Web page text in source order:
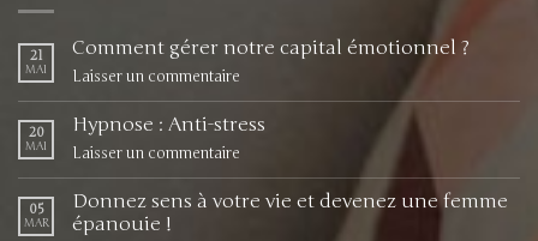
21
MAI
Comment gérer notre capital émotionnel ?
Laisser un commentaire
20
MAI
Hypnose : Anti-stress
Laisser un commentaire
05
MAR
Donnez sens à votre vie et devenez une femme
épanouie !